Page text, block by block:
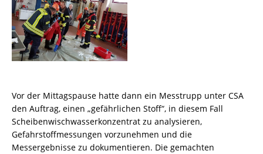
Vor der Mittagspause hatte dann ein Messtrupp unter CSA
den Auftrag, einen „gefährlichen Stoff“, in diesem Fall
Scheibenwischwasserkonzentrat zu analysieren,
Gefahrstoffmessungen vorzunehmen und die
Messergebnisse zu dokumentieren. Die gemachten